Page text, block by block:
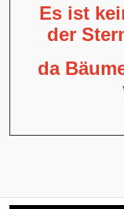
Es ist
der
da